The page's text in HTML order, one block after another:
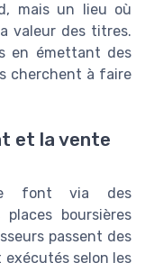
mais un lieu où
valeur des titres.
en émettant des
cherchent à faire
et la vente
font via des
places boursières
passent des
exécutés selon les